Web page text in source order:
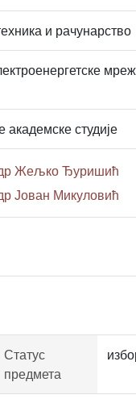
и рачунарство
академске студије
Жељко Ђуришић
Јован Микуловић
Статус
предмета